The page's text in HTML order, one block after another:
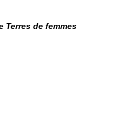
Terres de femmes